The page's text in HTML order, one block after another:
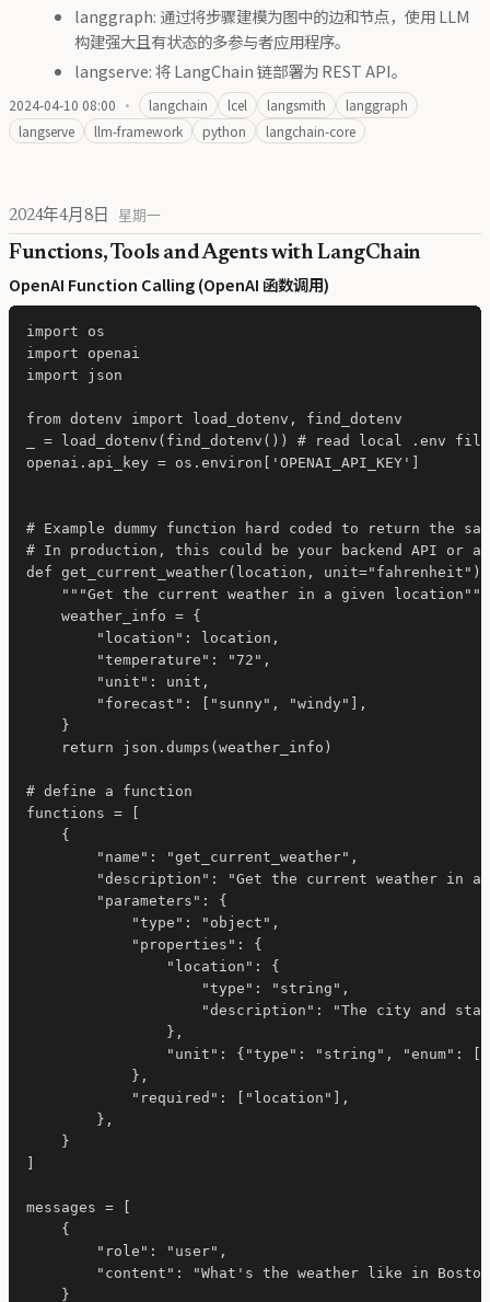
langgraph: 通过将步骤建模为图中的边和节点，使用 LLM
构建强大且有状态的多参与者应用程序。
langserve: 将 LangChain 链部署为 REST API。
2024-04-10 08:00 · langchain lcel langsmith
langgraph
langserve
llm-framework python langchain-core
2024年4月8日 星期一
Functions, Tools and Agents with LangChain
OpenAI Function Calling (OpenAI 函数调用)
import os
import openai
import json
from dotenv import load_dotenv, find_dotenv
_ = load_dotenv(find_dotenv()) # read local .env file
openai.api_key = os.environ['OPENAI_API_KEY']
# Example dummy function hard coded to return the
# In production, this could be your backend API or
def get_current_weather(location, unit="fahrenheit"):
    """Get the current weather in a given location"""
    weather_info = {
        "location": location,
        "temperature": "72",
        "unit": unit,
        "forecast": ["sunny", "windy"],
    }
    return json.dumps(weather_info)
# define a function
functions = [
    {
        "name": "get_current_weather",
"description": "Get the current weather in a
        "parameters": {
            "type": "object",
            "properties": {
                "location": {
                    "type": "string",
"description": "The city and
                },
"unit": {"type": "string", "enum":
            },
            "required": ["location"],
        },
    }
messages = [
    {
        "role": "user",
"content": "What's the weather like in
    }